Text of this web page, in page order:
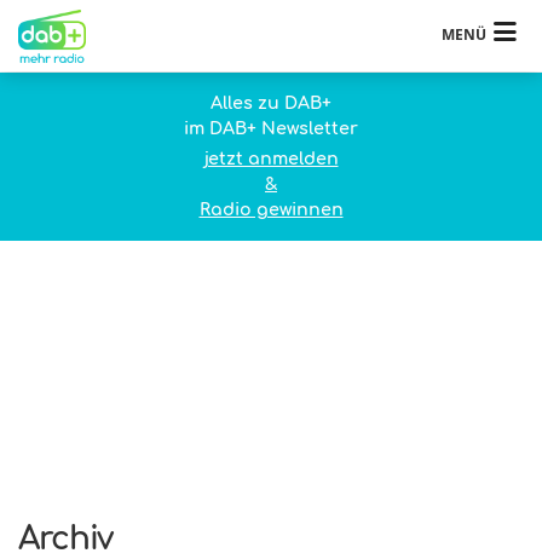
MENÜ
Alles zu DAB+
im DAB+ Newsletter
jetzt anmelden
&
Radio gewinnen
Archiv